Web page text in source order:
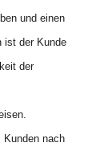
und einen
ist der Kunde
der
Kunden nach